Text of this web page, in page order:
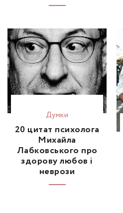
Думки
20 цитат психолога
Михайла
Лабковського про
здорову любов і
неврози